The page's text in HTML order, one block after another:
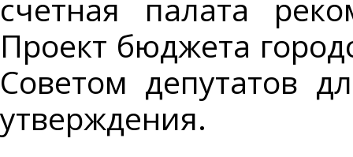
счетная палата
Проект бюджета
Советом депутатов
утверждения.